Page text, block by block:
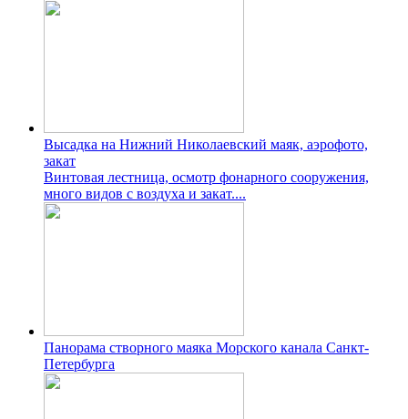
Высадка на Нижний Николаевский маяк, аэрофото,
закат
Винтовая лестница, осмотр фонарного сооружения,
много видов с воздуха и закат....
Панорама створного маяка Морского канала Санкт-
Петербурга